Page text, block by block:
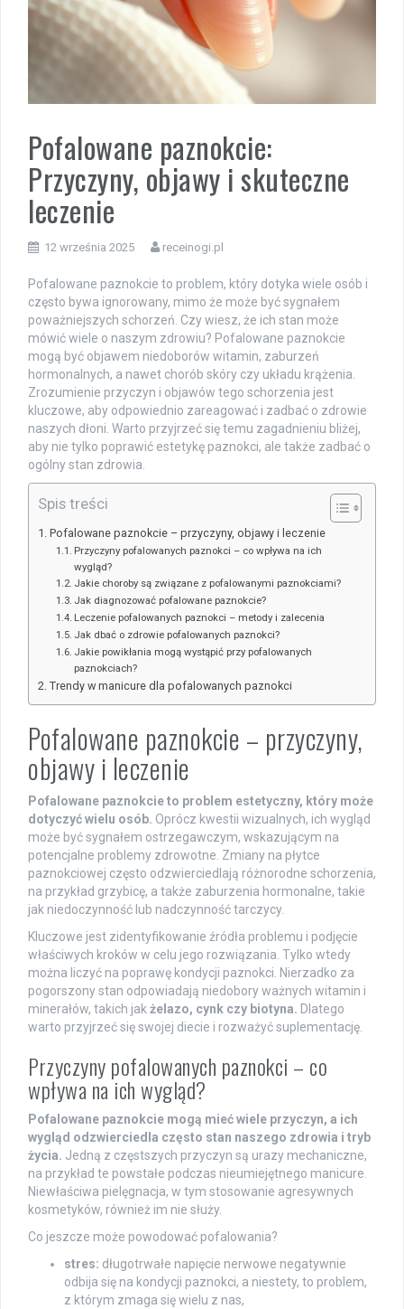
Pofalowane paznokcie:
Przyczyny, objawy i skuteczne
leczenie
12 września 2025 receinogi.pl
Pofalowane paznokcie to problem, który dotyka wiele osób i
często bywa ignorowany, mimo że może być sygnałem
poważniejszych schorzeń. Czy wiesz, że ich stan może
mówić wiele o naszym zdrowiu? Pofalowane paznokcie
mogą być objawem niedoborów witamin, zaburzeń
hormonalnych, a nawet chorób skóry czy układu krążenia.
Zrozumienie przyczyn i objawów tego schorzenia jest
kluczowe, aby odpowiednio zareagować i zadbać o zdrowie
naszych dłoni. Warto przyjrzeć się temu zagadnieniu bliżej,
aby nie tylko poprawić estetykę paznokci, ale także zadbać o
ogólny stan zdrowia.
Spis treści
Pofalowane paznokcie – przyczyny, objawy i leczenie
Przyczyny pofalowanych paznokci – co wpływa na ich
wygląd?
Jakie choroby są związane z pofalowanymi paznokciami?
Jak diagnozować pofalowane paznokcie?
Leczenie pofalowanych paznokci – metody i zalecenia
Jak dbać o zdrowie pofalowanych paznokci?
Jakie powikłania mogą wystąpić przy pofalowanych
paznokciach?
Trendy w manicure dla pofalowanych paznokci
Pofalowane paznokcie – przyczyny,
objawy i leczenie
Pofalowane paznokcie to problem estetyczny, który może
dotyczyć wielu osób. Oprócz kwestii wizualnych, ich wygląd
może być sygnałem ostrzegawczym, wskazującym na
potencjalne problemy zdrowotne. Zmiany na płytce
paznokciowej często odzwierciedlają różnorodne schorzenia,
na przykład grzybicę, a także zaburzenia hormonalne, takie
jak niedoczynność lub nadczynność tarczycy.
Kluczowe jest zidentyfikowanie źródła problemu i podjęcie
właściwych kroków w celu jego rozwiązania. Tylko wtedy
można liczyć na poprawę kondycji paznokci. Nierzadko za
pogorszony stan odpowiadają niedobory ważnych witamin i
minerałów, takich jak żelazo, cynk czy biotyna. Dlatego
warto przyjrzeć się swojej diecie i rozważyć suplementację.
Przyczyny pofalowanych paznokci – co
wpływa na ich wygląd?
Pofalowane paznokcie mogą mieć wiele przyczyn, a ich
wygląd odzwierciedla często stan naszego zdrowia i tryb
życia. Jedną z częstszych przyczyn są urazy mechaniczne,
na przykład te powstałe podczas nieumiejętnego manicure.
Niewłaściwa pielęgnacja, w tym stosowanie agresywnych
kosmetyków, również im nie służy.
Co jeszcze może powodować pofalowania?
stres: długotrwałe napięcie nerwowe negatywnie
odbija się na kondycji paznokci, a niestety, to problem,
z którym zmaga się wielu z nas,